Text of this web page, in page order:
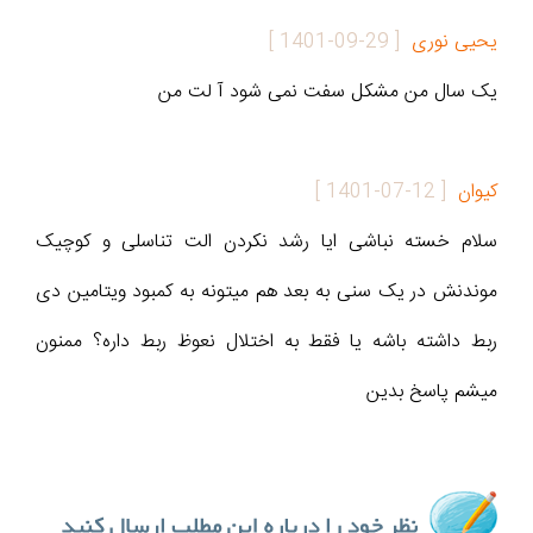
یحیی نوری [
1401-09-29
]
یک سال من مشکل سفت نمی شود آ لت من
کیوان [
1401-07-12
]
سلام خسته نباشی ایا رشد نکردن الت تناسلی و کوچیک
موندنش در یک سنی به بعد هم میتونه به کمبود ویتامین دی
ربط داشته باشه یا فقط به اختلال نعوظ ربط داره؟ ممنون
میشم پاسخ بدین